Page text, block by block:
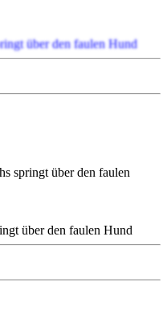
über den faulen Hund
springt über den faulen
über den faulen Hund